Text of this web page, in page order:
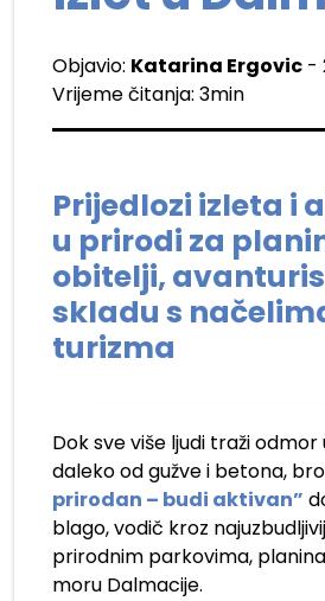
Objavio: Katarina Ergovic -
Vrijeme čitanja: 3min
Prijedlozi izleta i
u prirodi za
obitelji,
skladu s
turizma
Dok sve više ljudi traži
daleko od gužve i betona,
prirodan – budi aktivan”
blago, vodič kroz
prirodnim parkovima,
moru Dalmacije.